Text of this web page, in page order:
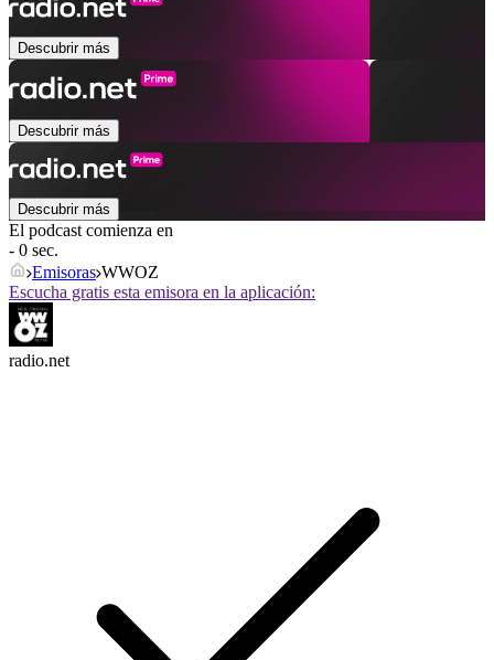
Descubrir más
Descubrir más
Descubrir más
El podcast comienza en
- 0 sec.
Emisoras WWOZ
Escucha gratis esta emisora en la aplicación:
radio.net